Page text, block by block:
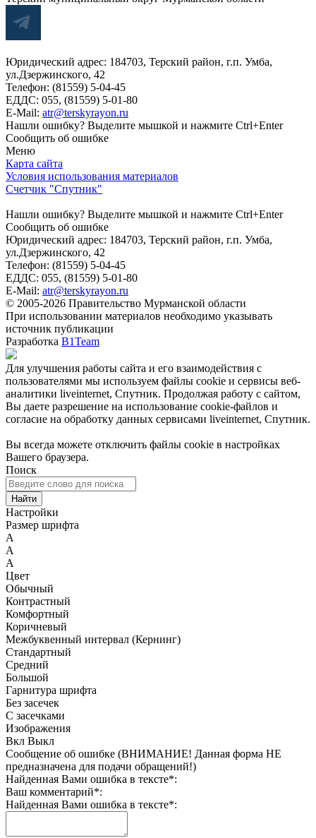
Юридический адрес: 184703, Терский район, г.п. Умба,
ул.Дзержинского, 42
Телефон: (81559) 5-04-45
ЕДДС: 055, (81559) 5-01-80
E-Mail: atr@terskyrayon.ru
Нашли ошибку? Выделите мышкой и нажмите Ctrl+Enter
Сообщить об ошибке
Меню
Карта сайта
Условия использования материалов
Счетчик "Спутник"
Нашли ошибку? Выделите мышкой и нажмите Ctrl+Enter
Сообщить об ошибке
Юридический адрес: 184703, Терский район, г.п. Умба,
ул.Дзержинского, 42
Телефон: (81559) 5-04-45
ЕДДС: 055, (81559) 5-01-80
E-Mail: atr@terskyrayon.ru
© 2005-2026 Правительство Мурманской области
При использовании материалов необходимо указывать
источник публикации
Разработка B1Team
Для улучшения работы сайта и его взаимодействия с
пользователями мы используем файлы cookie и сервисы веб-
аналитики liveinternet, Спутник. Продолжая работу с сайтом,
Вы даете разрешение на использование cookie-файлов и
согласие на обработку данных сервисами liveinternet, Спутник.
Вы всегда можете отключить файлы cookie в настройках
Вашего браузера.
Поиск
Найти
Настройки
Размер шрифта
A
A
A
Цвет
Обычный
Контрастный
Комфортный
Коричневый
Межбуквенный интервал (Кернинг)
Стандартный
Средний
Большой
Гарнитура шрифта
Без засечек
С засечками
Изображения
Вкл Выкл
Сообщение об ошибке (ВНИМАНИЕ! Данная форма НЕ
предназначена для подачи обращений!)
Найденная Вами ошибка в тексте*:
Ваш комментарий*:
Найденная Вами ошибка в тексте*: